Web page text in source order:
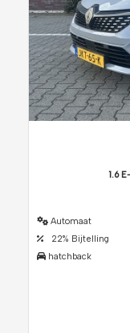
1.6
Automaat
22% Bijtelling
hatchback